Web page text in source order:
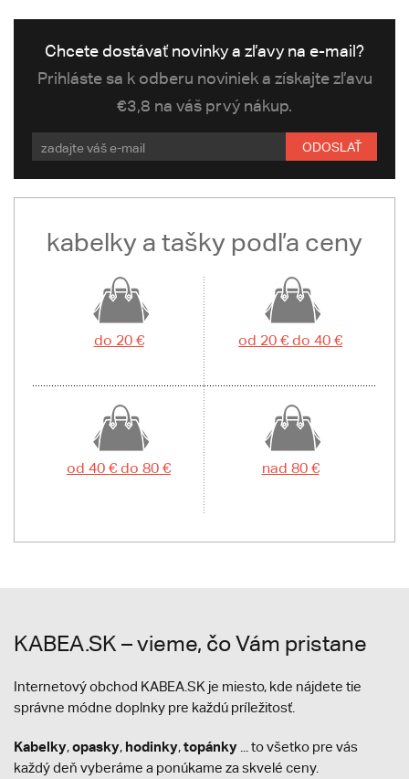
Chcete dostávať novinky a zľavy na e-mail?
Prihláste sa k odberu noviniek a získajte zľavu
€3,8 na váš prvý nákup.
ODOSLAŤ
kabelky a tašky podľa ceny
do 20 € od 20 € do 40 €
od 40 € do 80 € nad 80 €
KABEA.SK – vieme, čo Vám pristane
Internetový obchod KABEA.SK je miesto, kde nájdete tie
správne módne doplnky pre každú príležitosť.
Kabelky,opasky, hodinky,topánky ... to všetko pre vás
každý deň vyberáme a ponúkame za skvelé ceny.